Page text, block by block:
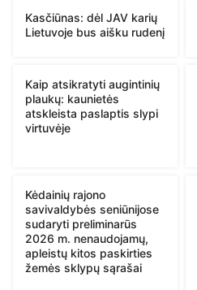
Kasčiūnas: dėl JAV karių
Lietuvoje bus aišku rudenį
Kaip atsikratyti augintinių
plaukų: kaunietės
atskleista paslaptis slypi
virtuvėje
Kėdainių rajono
savivaldybės seniūnijose
sudaryti preliminarūs
2026 m. nenaudojamų,
apleistų kitos paskirties
žemės sklypų sąrašai